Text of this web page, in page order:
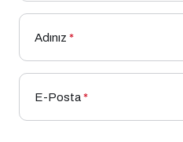
Adınız *
E-Posta*